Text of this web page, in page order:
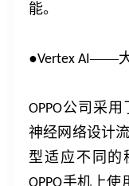
能。
●Vertex AI——大
OPPO公司采用
神经网络设计
型适应不同的
手机上使